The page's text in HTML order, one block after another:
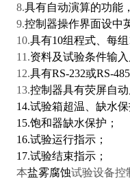
8.具有自动演算的功能
9.控制器操作界面设中
10.具有10组程式、每
11.资料及试验条件输
12.具有RS-232或RS-
13.控制器具有荧屏自
14.试验箱超温、缺水
15.饱和器缺水保护；
16.试验运行指示；
17.试验结束指示；
本盐雾腐蚀试验设备控